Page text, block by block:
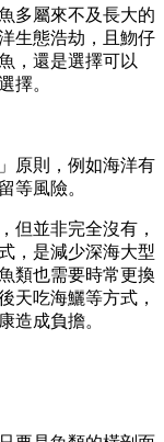
多屬來不及長大的
生態浩劫，且魩仔
，還是選擇可以
擇。
原則，例如海洋有
等風險。
但並非完全沒有，
，是減少深海大型
類也需要時常更換
天吃海鱺等方式，
造成負擔。